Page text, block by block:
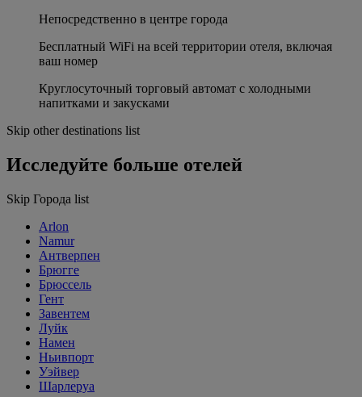
Непосредственно в центре города
Бесплатный WiFi на всей территории отеля, включая
ваш номер
Круглосуточный торговый автомат с холодными
напитками и закусками
Skip other destinations list
Исследуйте больше отелей
Skip Города list
Arlon
Namur
Антверпен
Брюгге
Брюссель
Гент
Завентем
Луйк
Намен
Ньивпорт
Уэйвер
Шарлеруа